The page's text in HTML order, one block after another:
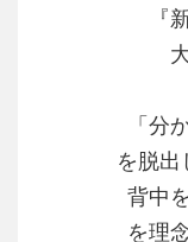
『
「分
を脱
背中
を理